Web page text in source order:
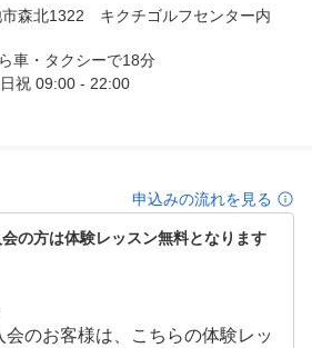
森北1322 キクチゴルフセンター内
車・タクシーで18分
祝 09:00 - 22:00
申込みの流れを見る
の方は体験レッスン無料となります
のお客様は、こちらの体験レッ